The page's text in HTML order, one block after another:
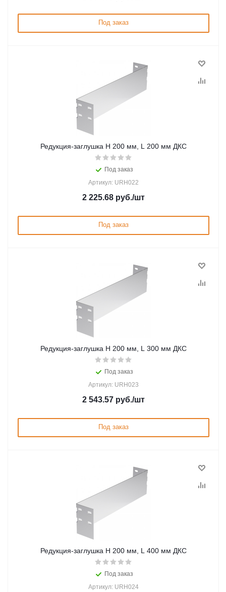
Под заказ
Редукция-заглушка H 200 мм, L 200 мм ДКС
Под заказ
Артикул: URH022
2 225.68 руб./шт
Под заказ
Редукция-заглушка H 200 мм, L 300 мм ДКС
Под заказ
Артикул: URH023
2 543.57 руб./шт
Под заказ
Редукция-заглушка H 200 мм, L 400 мм ДКС
Под заказ
Артикул: URH024